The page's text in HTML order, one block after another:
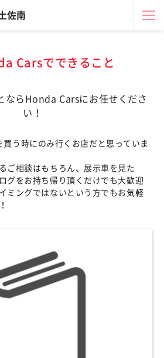
佐南
Carsでできること
ならHonda Carsにお任せくださ
い！
う時にのみ行くお店だと思っていま
ご相談はもちろん、展示車を見た
グをお持ち帰り頂くだけでも大歓迎
ミングではないという方でもお気軽